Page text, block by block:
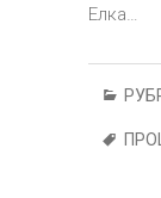
Елка…